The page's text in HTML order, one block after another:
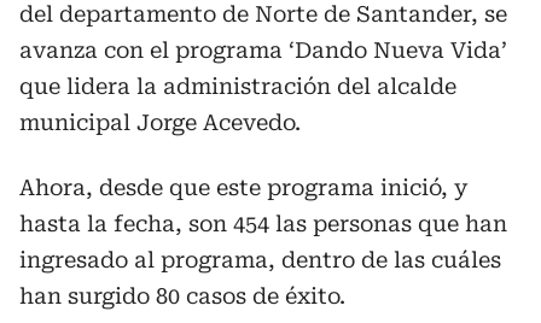
del departamento de Norte de Santander, se
avanza con el programa ‘Dando Nueva Vida’
que lidera la administración del alcalde
municipal Jorge Acevedo.
Ahora, desde que este programa inició, y
hasta la fecha, son 454 las personas que han
ingresado al programa, dentro de las cuáles
han surgido 80 casos de éxito.